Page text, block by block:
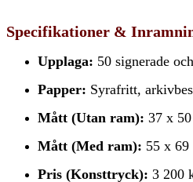
Specifikationer &
Upplaga: 50 signerade
Papper: Syrafritt,
Mått (Utan ram): 37 x
Mått (Med ram): 55 x 69
Pris (Konsttryck): 3 200